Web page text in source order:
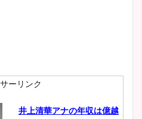
ーリンク
井上清華アナの年収は億越